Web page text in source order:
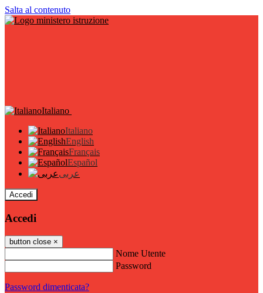
Salta al contenuto
Italiano
Italiano
English
Français
Español
عربى
Accedi
Accedi
button close ×
Nome Utente
Password
Password dimenticata?